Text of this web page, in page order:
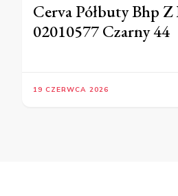
Cerva Półbuty Bhp
02010577 Czarny 44
19 CZERWCA 2026